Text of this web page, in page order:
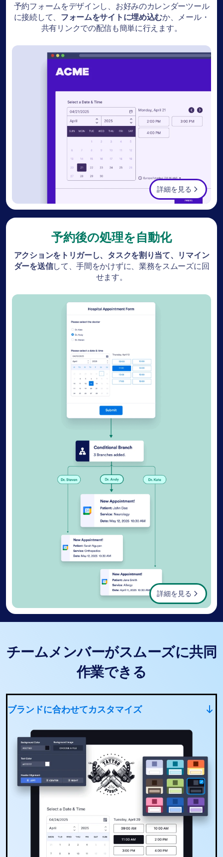
予約フォームをデザインし、お好みのカレンダーツール
に接続して、 フォームをサイトに埋め込むか、メール・
共有リンクでの配信も簡単に行えます。
詳細を見る
予約後の処理を自動化
アクションをトリガーし、タスクを割り当て、リマイン
ダーを送信して、手間をかけずに、業務をスムーズに回
せます。
詳細を見る
チームメンバーがスムーズに共同
作業できる
ブランドに合わせてカスタマイズ